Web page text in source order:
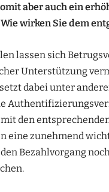
aber auch ein
wirken Sie dem
lassen sich
Unterstützung
dabei unter
den
eine zunehmend
Bezahlvorgang